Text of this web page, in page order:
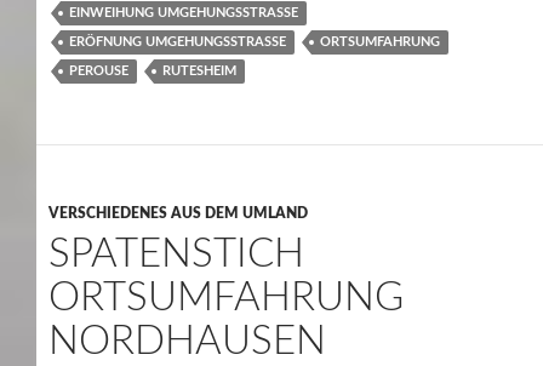
EINWEIHUNG UMGEHUNGSSTRASSE
ERÖFNUNG UMGEHUNGSSTRASSE ORTSUMFAHRUNG
PEROUSE RUTESHEIM
VERSCHIEDENES AUS DEM UMLAND
SPATENSTICH
ORTSUMFAHRUNG
NORDHAUSEN